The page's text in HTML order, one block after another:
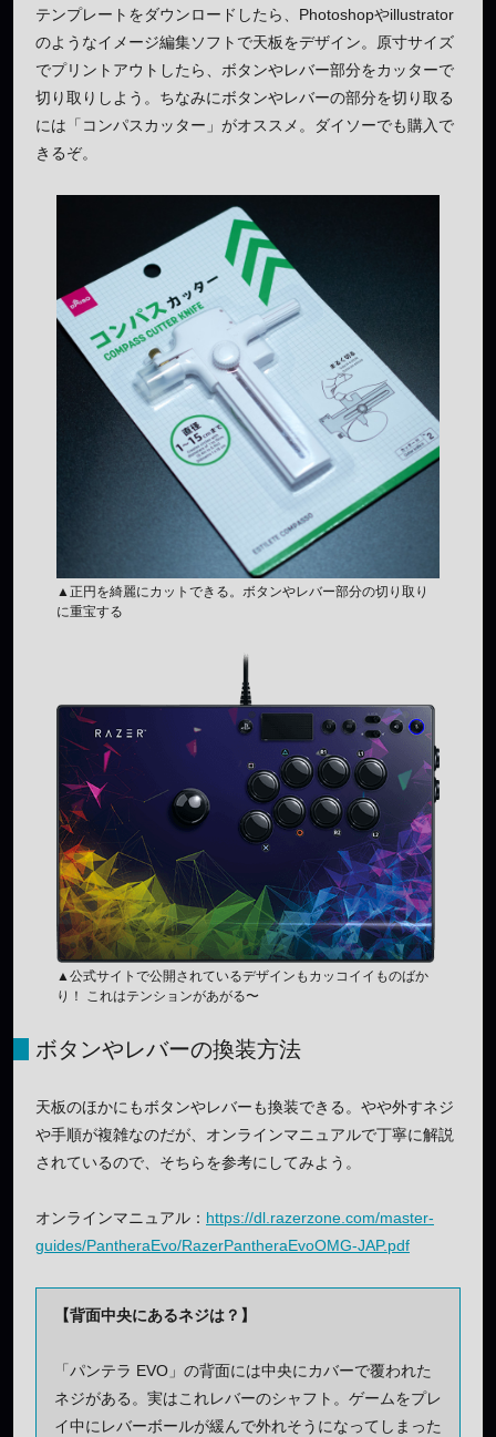
テンプレートをダウンロードしたら、Photoshopやillustrator
のようなイメージ編集ソフトで天板をデザイン。原寸サイズ
でプリントアウトしたら、ボタンやレバー部分をカッターで
切り取りしよう。ちなみにボタンやレバーの部分を切り取る
には「コンパスカッター」がオススメ。ダイソーでも購入で
きるぞ。
▲正円を綺麗にカットできる。ボタンやレバー部分の切り取り
に重宝する
▲公式サイトで公開されているデザインもカッコイイものばか
り！ これはテンションがあがる〜
ボタンやレバーの換装方法
天板のほかにもボタンやレバーも換装できる。やや外すネジ
や手順が複雑なのだが、オンラインマニュアルで丁寧に解説
されているので、そちらを参考にしてみよう。
オンラインマニュアル： https://dl.razerzone.com/master-
guides/PantheraEvo/RazerPantheraEvoOMG-JAP.pdf
【背面中央にあるネジは？】
「パンテラ EVO」の背面には中央にカバーで覆われた
ネジがある。実はこれレバーのシャフト。ゲームをプレ
イ中にレバーボールが緩んで外れそうになってしまった